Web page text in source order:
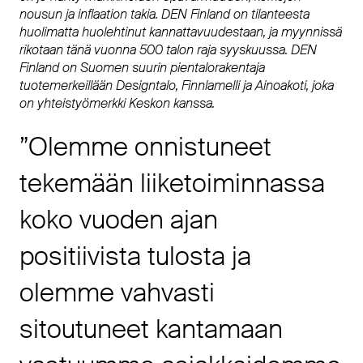
nousun ja inflaation takia. DEN Finland on tilanteesta
huolimatta huolehtinut kannattavuudestaan, ja myynnissä
rikotaan tänä vuonna 500 talon raja syyskuussa. DEN
Finland on Suomen suurin pientalorakentaja
tuotemerkeillään Designtalo, Finnlamelli ja Ainoakoti, joka
on yhteistyömerkki Keskon kanssa.
”Olemme onnistuneet
tekemään liiketoiminnassa
koko vuoden ajan
positiivista tulosta ja
olemme vahvasti
sitoutuneet kantamaan